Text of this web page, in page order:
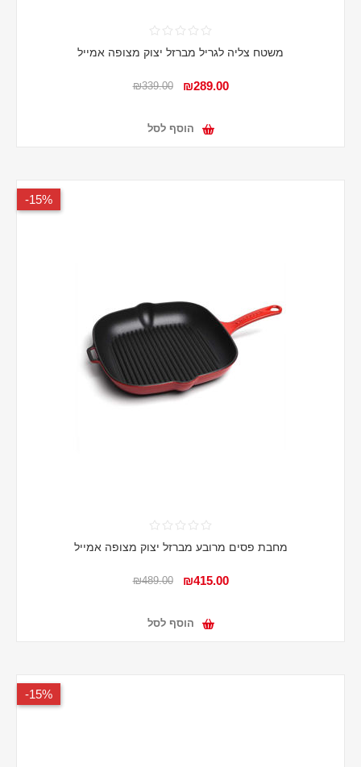
משטח צליה לגריל מברזל יצוק מצופה אמייל
₪289.00
₪339.00
הוסף לסל
15%-
מחבת פסים מרובע מברזל יצוק מצופה אמייל
₪415.00
₪489.00
הוסף לסל
15%-